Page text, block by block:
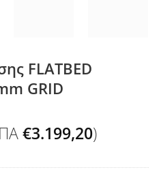
FLATBED
GRID
€3.199,20)